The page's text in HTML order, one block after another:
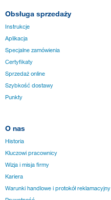
Obsługa sprzedaży
Instrukcje
Aplikacja
Specjalne zamówienia
Certyfikaty
Sprzedaż online
Szybkość dostawy
Punkty
O nas
Historia
Kluczowi pracownicy
Wizja i misja firmy
Kariera
Warunki handlowe i protokół reklamacyjny